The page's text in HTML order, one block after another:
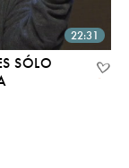
22:31
SÓLO